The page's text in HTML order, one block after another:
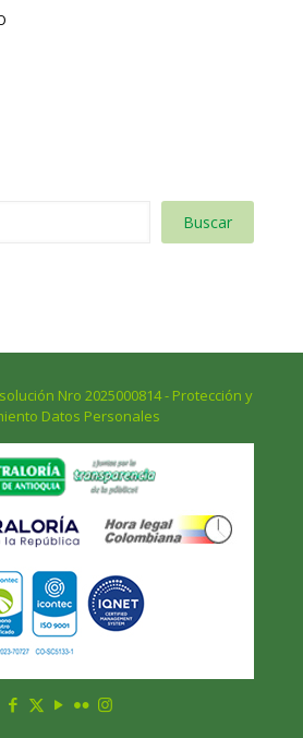
Buscar
Nro 2025000814 - Protección y
Datos Personales